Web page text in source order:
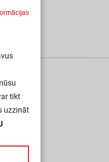
ormācijas
tikt
uzzināt